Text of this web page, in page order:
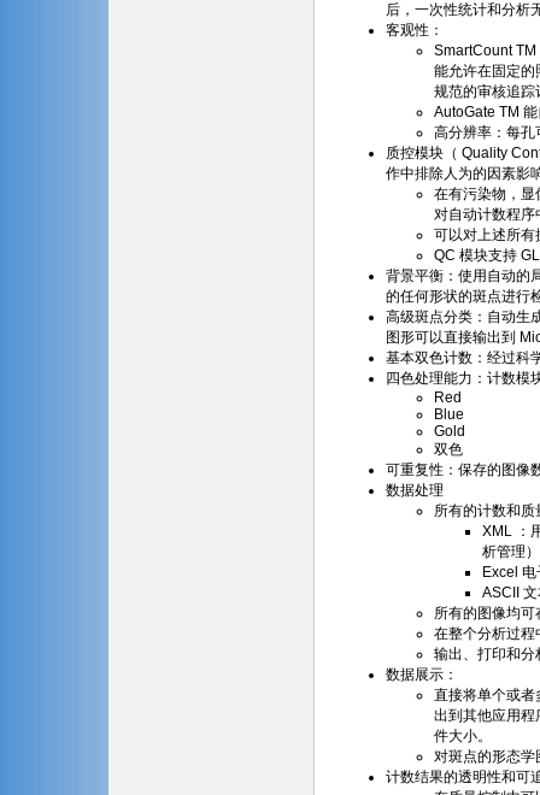
后，一次性统计和分析
客观性：
SmartCount
能允许在固定的
规范的审核追踪
AutoGate TM
高分辨率：每
质控模块（ Quality
作中排除人为的因素影
在有污染物，显
对自动计数程序
可以对上述所有
QC 模块支持
背景平衡：使用自动的
的任何形状的斑点进行
高级斑点分类：自动生
图形可以直接输出到
基本双色计数：经过科
四色处理能力：计数模
Red
Blue
Gold
双色
可重复性：保存的图像
数据处理
所有的计数和
XML ：
析管理）
Excel
ASCII
所有的图像均可
在整个分析过程
输出、打印和分
数据展示：
直接将单个或者
出到其他应用程
件大小。
对斑点的形态学
计数结果的透明性和可